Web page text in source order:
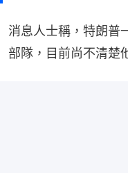
消息人士稱，特朗普
部隊，目前尚不清楚